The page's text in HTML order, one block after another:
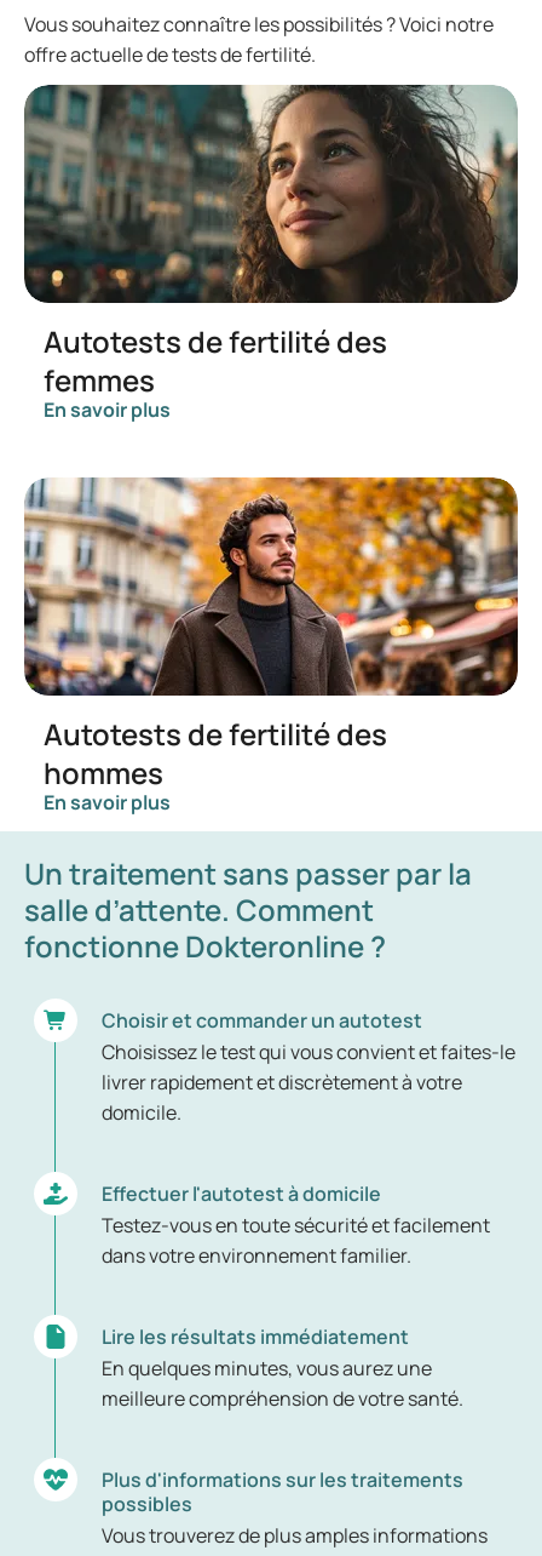
Vous souhaitez connaître les possibilités ? Voici notre
offre actuelle de tests de fertilité.
Autotests de fertilité des
femmes
En savoir plus
Autotests de fertilité des
hommes
En savoir plus
Un traitement sans passer par la
salle d’attente. Comment
fonctionne Dokteronline ?
Choisir et commander un autotest
Choisissez le test qui vous convient et faites-le
livrer rapidement et discrètement à votre
domicile.
Effectuer l'autotest à domicile
Testez-vous en toute sécurité et facilement
dans votre environnement familier.
Lire les résultats immédiatement
En quelques minutes, vous aurez une
meilleure compréhension de votre santé.
Plus d'informations sur les traitements
possibles
Vous trouverez de plus amples informations